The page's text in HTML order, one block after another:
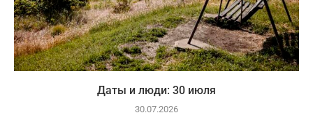
Даты и люди: 30 июля
30.07.2026